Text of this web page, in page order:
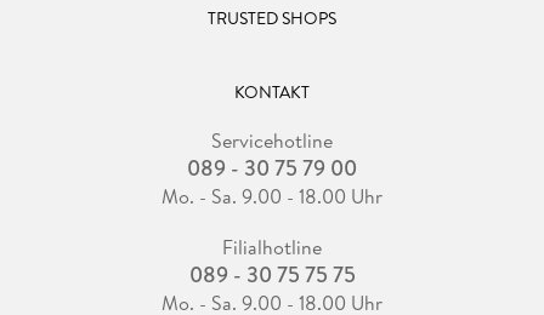
TRUSTED SHOPS
KONTAKT
Servicehotline
089 - 30 75 79 00
Mo. - Sa. 9.00 - 18.00 Uhr
Filialhotline
089 - 30 75 75 75
Mo. - Sa. 9.00 - 18.00 Uhr